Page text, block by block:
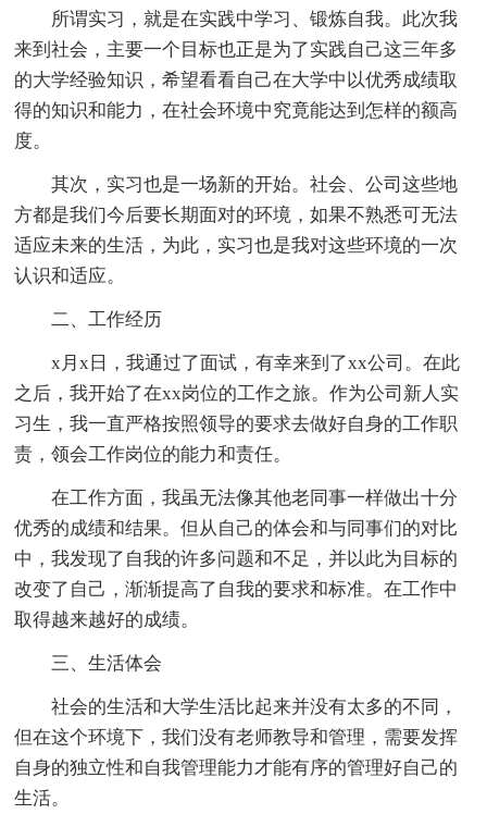
所谓实习，就是在实践中学习、锻炼自我。此次我
来到社会，主要一个目标也正是为了实践自己这三年多
的大学经验知识，希望看看自己在大学中以优秀成绩取
得的知识和能力，在社会环境中究竟能达到怎样的额高
度。
其次，实习也是一场新的开始。社会、公司这些地
方都是我们今后要长期面对的环境，如果不熟悉可无法
适应未来的生活，为此，实习也是我对这些环境的一次
认识和适应。
二、工作经历
x月x日，我通过了面试，有幸来到了xx公司。在此
之后，我开始了在xx岗位的工作之旅。作为公司新人实
习生，我一直严格按照领导的要求去做好自身的工作职
责，领会工作岗位的能力和责任。
在工作方面，我虽无法像其他老同事一样做出十分
优秀的成绩和结果。但从自己的体会和与同事们的对比
中，我发现了自我的许多问题和不足，并以此为目标的
改变了自己，渐渐提高了自我的要求和标准。在工作中
取得越来越好的成绩。
三、生活体会
社会的生活和大学生活比起来并没有太多的不同，
但在这个环境下，我们没有老师教导和管理，需要发挥
自身的独立性和自我管理能力才能有序的管理好自己的
生活。